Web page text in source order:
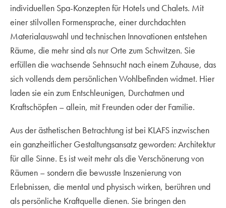
individuellen Spa-Konzepten für Hotels und Chalets. Mit
einer stilvollen Formensprache, einer durchdachten
Materialauswahl und technischen Innovationen entstehen
Räume, die mehr sind als nur Orte zum Schwitzen. Sie
erfüllen die wachsende Sehnsucht nach einem Zuhause, das
sich vollends dem persönlichen Wohlbefinden widmet. Hier
laden sie ein zum Entschleunigen, Durchatmen und
Kraftschöpfen – allein, mit Freunden oder der Familie.
Aus der ästhetischen Betrachtung ist bei KLAFS inzwischen
ein ganzheitlicher Gestaltungsansatz geworden: Architektur
für alle Sinne. Es ist weit mehr als die Verschönerung von
Räumen – sondern die bewusste Inszenierung von
Erlebnissen, die mental und physisch wirken, berühren und
als persönliche Kraftquelle dienen. Sie bringen den